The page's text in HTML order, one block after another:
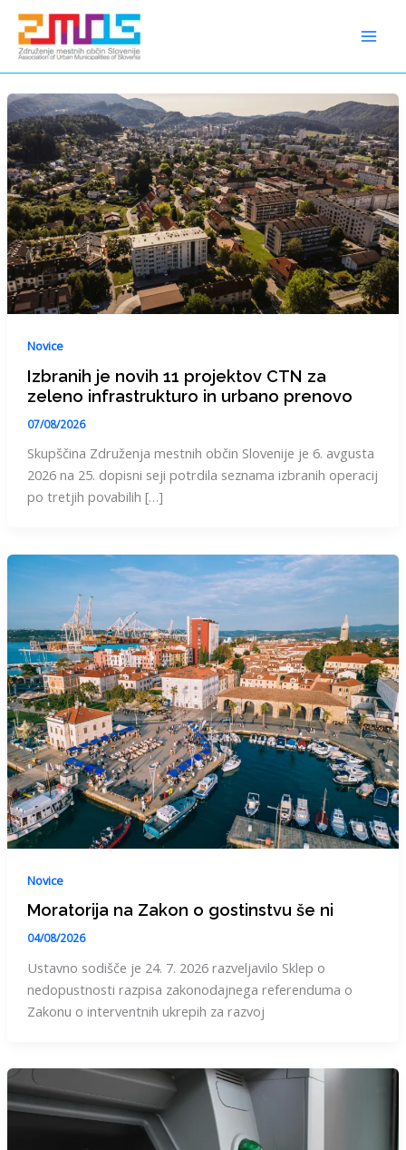
content
Preskoči
vsebino
Novice
Izbranih je novih 11 projektov CTN za
zeleno infrastrukturo in urbano prenovo
07/08/2026
Skupščina Združenja mestnih občin Slovenije je 6. avgusta
2026 na 25. dopisni seji potrdila seznama izbranih operacij
po tretjih povabilih […]
Novice
Moratorija na Zakon o gostinstvu še ni
04/08/2026
Ustavno sodišče je 24. 7. 2026 razveljavilo Sklep o
nedopustnosti razpisa zakonodajnega referenduma o
Zakonu o interventnih ukrepih za razvoj